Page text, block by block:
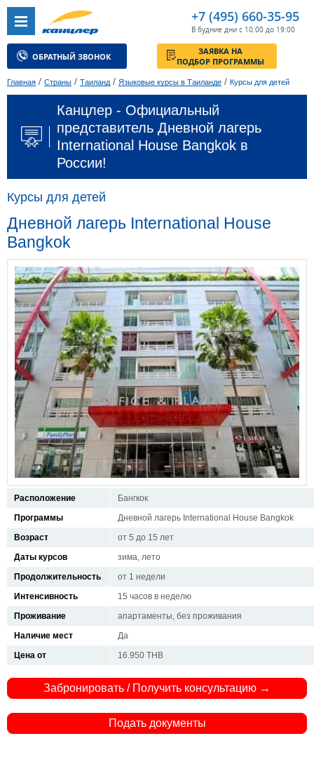
+7 (495) 660-35-95
В будние дни с 10:00 до 19:00
ОБРАТНЫЙ ЗВОНОК
ЗАЯВКА НА
ПОДБОР ПРОГРАММЫ
Главная / Страны / Таиланд / Языковые курсы в Таиланде / Курсы для детей
Канцлер - Официальный
представитель Дневной лагерь
International House Bangkok в
России!
Курсы для детей
Дневной лагерь International House
Bangkok
Расположение
Бангкок
Программы
Дневной лагерь International House Bangkok
Возраст
от 5 до 15 лет
Даты курсов
зима, лето
Продолжительность
от 1 недели
Интенсивность
15 часов в неделю
Проживание
апартаменты, без проживания
Наличие мест
Да
Цена от
16.950 THB
Забронировать / Получить консультацию →
Подать документы